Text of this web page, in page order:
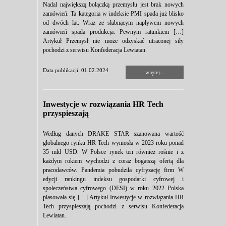
Nadal największą bolączką przemysłu jest brak nowych
zamówień. Ta kategoria w indeksie PMI spada już blisko
od dwóch lat. Wraz ze słabnącym napływem nowych
zamówień spada produkcja. Pewnym ratunkiem […]
Artykuł Przemysł nie może odzyskać utraconej siły
pochodzi z serwisu Konfederacja Lewiatan.
Data publikacji: 01.02.2024 więcej...
Inwestycje w rozwiązania HR Tech
przyspieszają
Według danych DRAKE STAR szanowana wartość
globalnego rynku HR Tech wyniosła w 2023 roku ponad
35 mld USD. W Polsce rynek ten również rośnie i z
każdym rokiem wychodzi z coraz bogatszą ofertą dla
pracodawców. Pandemia pobudziła cyfryzację firm W
edycji rankingu indeksu gospodarki cyfrowej i
społeczeństwa cyfrowego (DESI) w roku 2022 Polska
plasowała się […] Artykuł Inwestycje w rozwiązania HR
Tech przyspieszają pochodzi z serwisu Konfederacja
Lewiatan.